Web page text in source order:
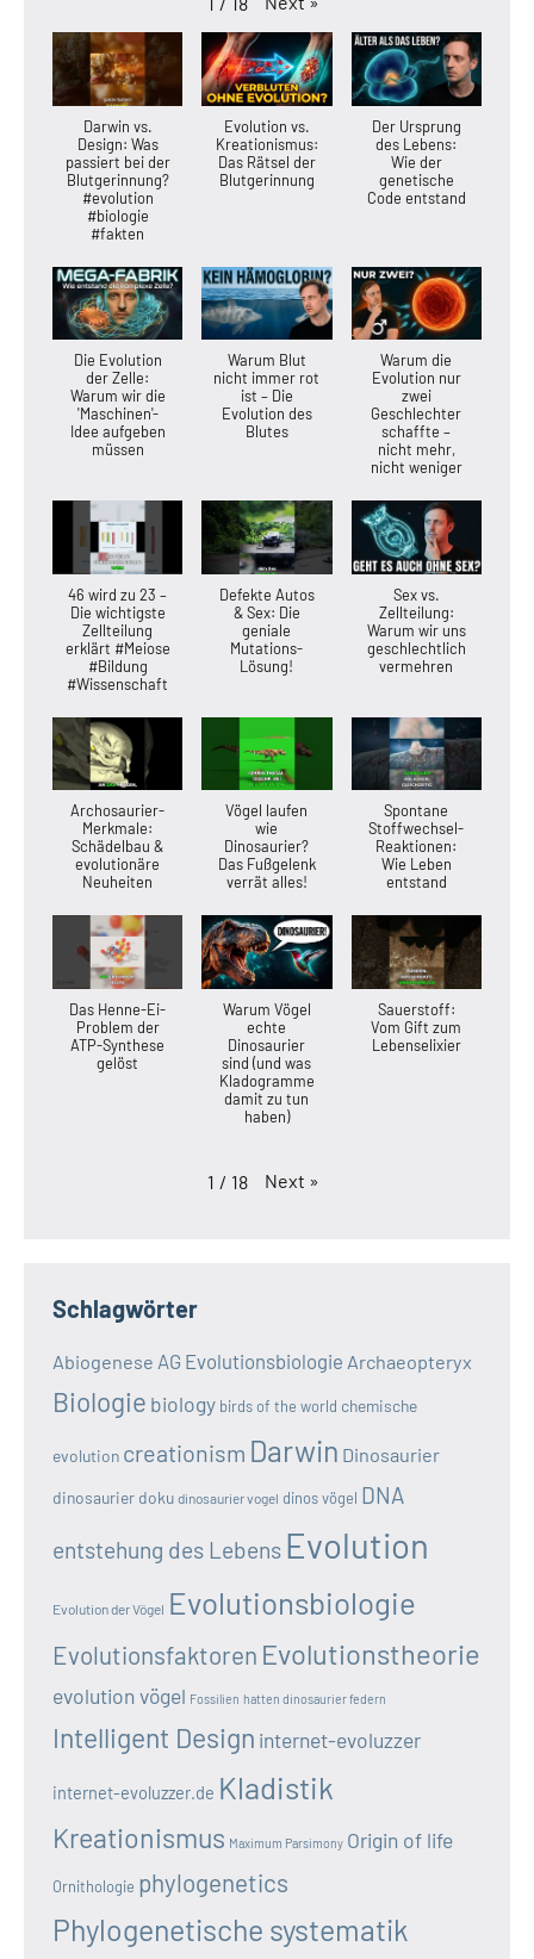
Darwin vs.
Design: Was
passiert bei der
Blutgerinnung?
#evolution
#biologie
#fakten
Evolution vs.
Kreationismus:
Das Rätsel der
Blutgerinnung
Der Ursprung
des Lebens:
Wie der
genetische
Code entstand
Die Evolution
der Zelle:
Warum wir die
'Maschinen'-
Idee aufgeben
müssen
Warum Blut
nicht immer rot
ist – Die
Evolution des
Blutes
Warum die
Evolution nur
zwei
Geschlechter
schaffte –
nicht mehr,
nicht weniger
46 wird zu 23 –
Die wichtigste
Zellteilung
erklärt #Meiose
#Bildung
#Wissenschaft
Defekte Autos
& Sex: Die
geniale
Mutations-
Lösung!
Sex vs.
Zellteilung:
Warum wir uns
geschlechtlich
vermehren
Archosaurier-
Merkmale:
Schädelbau &
evolutionäre
Neuheiten
Vögel laufen
wie
Dinosaurier?
Das Fußgelenk
verrät alles!
Spontane
Stoffwechsel-
Reaktionen:
Wie Leben
entstand
Das Henne-Ei-
Problem der
ATP-Synthese
gelöst
Warum Vögel
echte
Dinosaurier
sind (und was
Kladogramme
damit zu tun
haben)
Sauerstoff:
Vom Gift zum
Lebenselixier
1 / 18 Next »
Schlagwörter
Abiogenese AG Evolutionsbiologie Archaeopteryx
Biologie biology birds of the world chemische
evolution creationism Darwin Dinosaurier
dinosaurier doku dinosaurier vogel dinos vögel DNA
entstehung des Lebens Evolution
Evolution der Vögel Evolutionsbiologie
Evolutionsfaktoren Evolutionstheorie
evolution vögel Fossilien hatten dinosaurier federn
Intelligent Design internet-evoluzzer
internet-evoluzzer.de Kladistik
Kreationismus Maximum Parsimony Origin of life
Ornithologie phylogenetics
Phylogenetische systematik